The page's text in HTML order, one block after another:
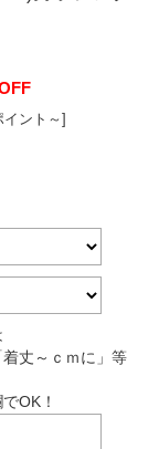
イント～]
着丈～ｃｍに」等
OK！